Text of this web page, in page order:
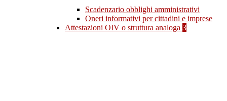
Scadenzario obblighi amministrativi
Oneri informativi per cittadini e imprese
Attestazioni OIV o struttura analoga 3